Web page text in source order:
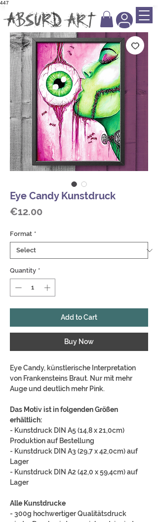
447
Eye Candy Kunstdruck
€12.00Price
Format *
Quantity *
Add to Cart
Buy Now
Eye Candy, künstlerische Interpretation
von Frankensteins Braut. Nur mit mehr
Auge und deutlich mehr Pink.
Das Motiv ist in folgenden Größen
erhältlich:
- Kunstdruck DIN A5 (14,8 x 21,0cm)
Produktion auf Bestellung
- Kunstdruck DIN A3 (29,7 x 42,0cm) auf
Lager
- Kunstdruck DIN A2 (42,0 x 59,4cm) auf
Lager
Alle Kunstdrucke
- 300g hochwertiger Qualitätsdruck